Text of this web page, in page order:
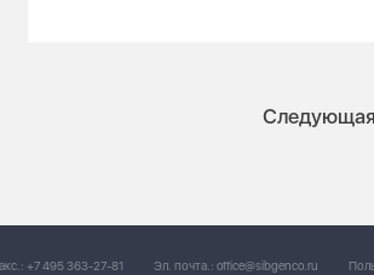
Следующая
+7 495 363-27-81 Эл. почта.: office@sibgenco.ru